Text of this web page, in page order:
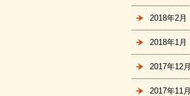
2018年2月
2018年1月
2017年12月
2017年11月